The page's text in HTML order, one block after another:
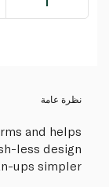
نظرة عامة
and helps
less design
ups simpler.